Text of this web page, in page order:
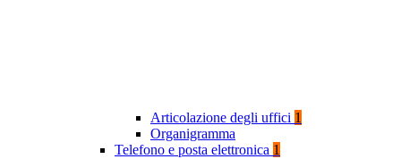
Articolazione degli uffici 1
Organigramma
Telefono e posta elettronica 1